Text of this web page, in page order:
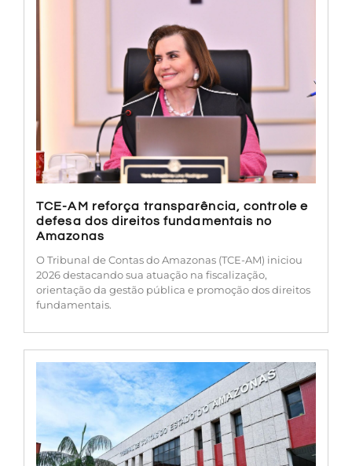
TCE-AM reforça transparência, controle e
defesa dos direitos fundamentais no
Amazonas
O Tribunal de Contas do Amazonas (TCE-AM) iniciou
2026 destacando sua atuação na fiscalização,
orientação da gestão pública e promoção dos direitos
fundamentais.